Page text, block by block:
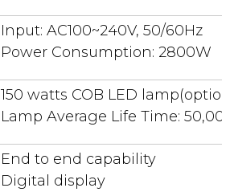
Input: AC100~240V, 50/60Hz
Power Consumption: 2800W
150 watts COB LED
Lamp Average Life Time:
End to end capability
Digital display